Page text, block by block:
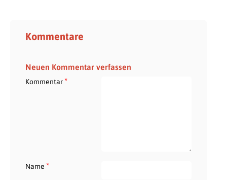
Kommentare
Neuen Kommentar verfassen
Kommentar*
Name *